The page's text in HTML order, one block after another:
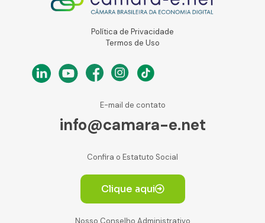
Política de Privacidade
Termos de Uso
E-mail de contato
info@camara-e.net
Confira o Estatuto Social
Clique aqui
Nosso Conselho Administrativo